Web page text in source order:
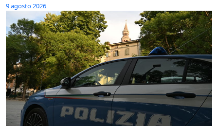
9 agosto 2026